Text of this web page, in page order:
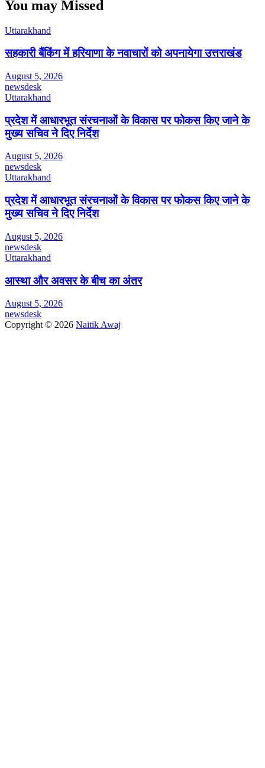
You may Missed
Uttarakhand
सहकारी बैंकिंग में हरियाणा के नवाचारों को अपनायेगा उत्तराखंड
August 5, 2026
newsdesk
Uttarakhand
प्रदेश में आधारभूत संरचनाओं के विकास पर फोकस किए जाने के
मुख्य सचिव ने दिए निर्देश
August 5, 2026
newsdesk
Uttarakhand
प्रदेश में आधारभूत संरचनाओं के विकास पर फोकस किए जाने के
मुख्य सचिव ने दिए निर्देश
August 5, 2026
newsdesk
Uttarakhand
आस्था और अवसर के बीच का अंतर
August 5, 2026
newsdesk
Copyright © 2026 Naitik Awaj